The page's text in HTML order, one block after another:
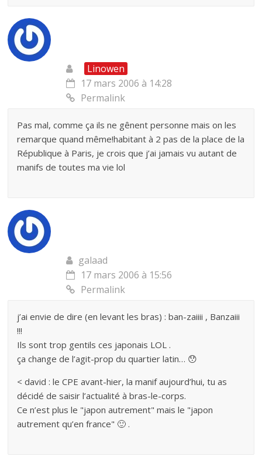
Linowen
17 mars 2006 à 14:28
Permalink
Pas mal, comme ça ils ne gênent personne mais on les
remarque quand même!habitant à 2 pas de la place de la
République à Paris, je crois que j’ai jamais vu autant de
manifs de toutes ma vie lol
galaad
17 mars 2006 à 15:56
Permalink
j’ai envie de dire (en levant les bras) : ban-zaiiii , Banzaiii
!!!
Ils sont trop gentils ces japonais LOL .
ça change de l’agit-prop du quartier latin… 😯
< david : le CPE avant-hier, la manif aujourd’hui, tu as
décidé de saisir l’actualité à bras-le-corps.
Ce n’est plus le "japon autrement" mais le "japon
autrement qu’en france" 🙂 .